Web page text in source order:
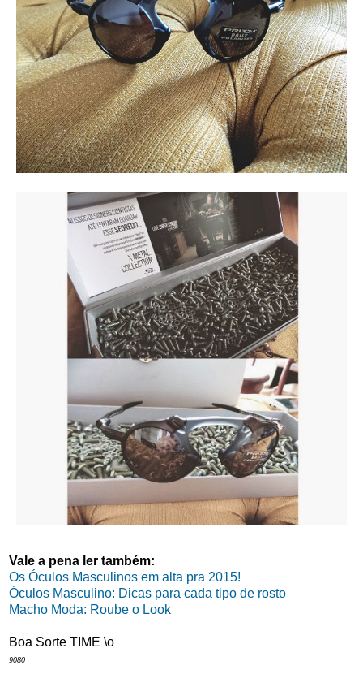
Vale a pena ler também:
Os Óculos Masculinos em alta pra 2015!
Óculos Masculino: Dicas para cada tipo de rosto
Macho Moda: Roube o Look
Boa Sorte TIME \o
9080